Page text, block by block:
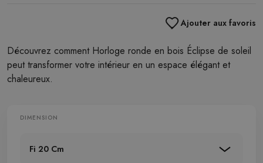
Ajouter aux favoris
Découvrez comment Horloge ronde en bois Éclipse de soleil
peut transformer votre intérieur en un espace élégant et
chaleureux.
DIMENSION
Fi 20 Cm